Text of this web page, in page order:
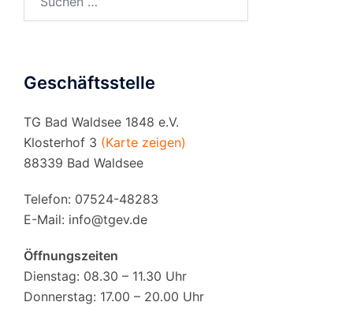
Geschäftsstelle
TG Bad Waldsee 1848 e.V.
Klosterhof 3 (Karte zeigen)
88339 Bad Waldsee
Telefon: 07524-48283
E-Mail: info@tgev.de
Öffnungszeiten
Dienstag: 08.30 – 11.30 Uhr
Donnerstag: 17.00 – 20.00 Uhr